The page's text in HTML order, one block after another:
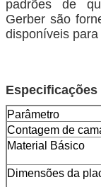
padrões de
Gerber são
disponíveis
Especificações
Parâmetro
Contagem de
Material Básico
Dimensões da